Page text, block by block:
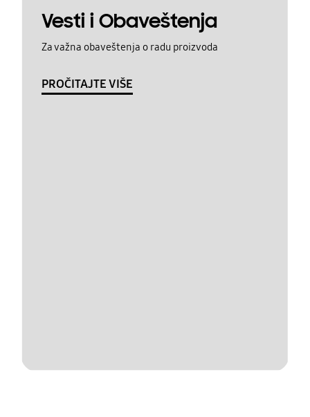
Vesti i Obaveštenja
Za važna obaveštenja o radu proizvoda
PROČITAJTE VIŠE